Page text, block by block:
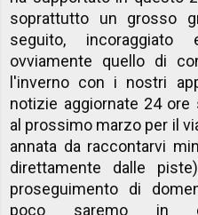
soprattutto un grosso
seguito,
ovviamente quello di
l'inverno con i nostri
notizie aggiornate 24
al prossimo marzo per il
annata da raccontarvi
direttamente dalle
proseguimento di
poco saremo in